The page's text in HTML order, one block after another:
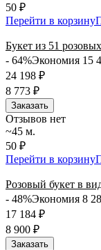
50 ₽
Перейти в корзину
Букет из 51
- 64%Экономия 15
24 198 ₽
8 773 ₽
Заказать
Отзывов нет
~45 м.
50 ₽
Перейти в корзину
Розовый букет в
- 48%Экономия 8
17 184 ₽
8 900 ₽
Заказать